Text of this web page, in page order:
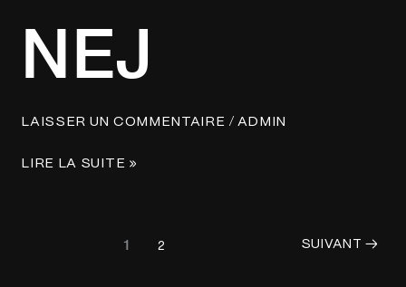
NEJ
LAISSER UN COMMENTAIRE / ADMIN
LIRE LA SUITE »
1 2 SUIVANT→